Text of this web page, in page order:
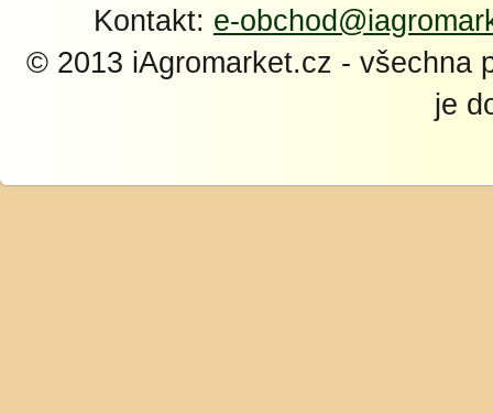
Kontakt: e-
© 2013 iAgromarket.cz - všechna
je